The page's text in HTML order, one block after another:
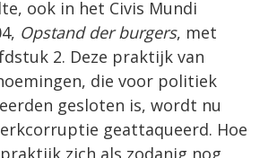
ook in het Civis Mundi
Opstand der burgers, met
2. Deze praktijk van
die voor politiek
gesloten is, wordt nu
geattaqueerd. Hoe
zich als zodanig nog